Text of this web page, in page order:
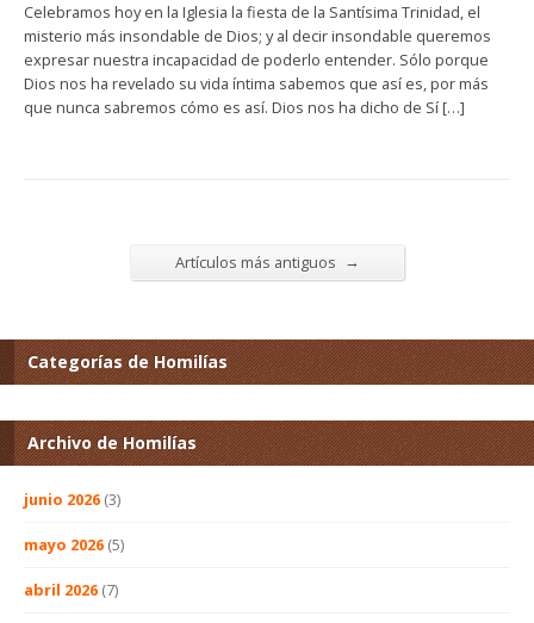
Celebramos hoy en la Iglesia la fiesta de la Santísima Trinidad, el
misterio más insondable de Dios; y al decir insondable queremos
expresar nuestra incapacidad de poderlo entender. Sólo porque
Dios nos ha revelado su vida íntima sabemos que así es, por más
que nunca sabremos cómo es así. Dios nos ha dicho de Sí […]
Artículos más antiguos →
Categorías de Homilías
Archivo de Homilías
junio 2026 (3)
mayo 2026 (5)
abril 2026 (7)